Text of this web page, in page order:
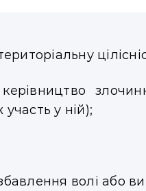
у ній);
волі або